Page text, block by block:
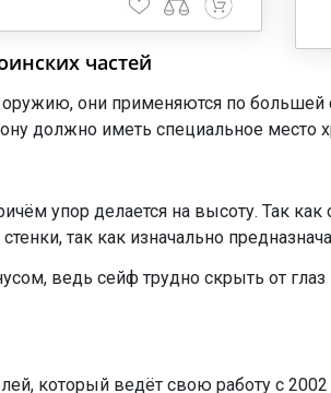
частей
они применяются по большей
должно иметь специальное место
упор делается на высоту. Так как
так как изначально
ведь сейф трудно скрыть от
который ведёт свою работу с